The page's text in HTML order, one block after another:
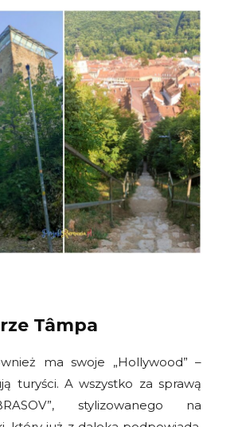
Tâmpa
ma swoje „Hollywood” –
turyści. A wszystko za sprawą
stylizowanego na